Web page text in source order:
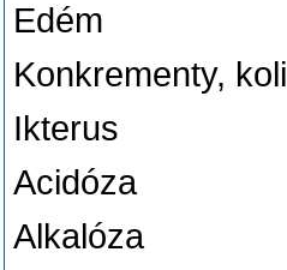
Edém
Konkrementy,
Ikterus
Acidóza
Alkalóza